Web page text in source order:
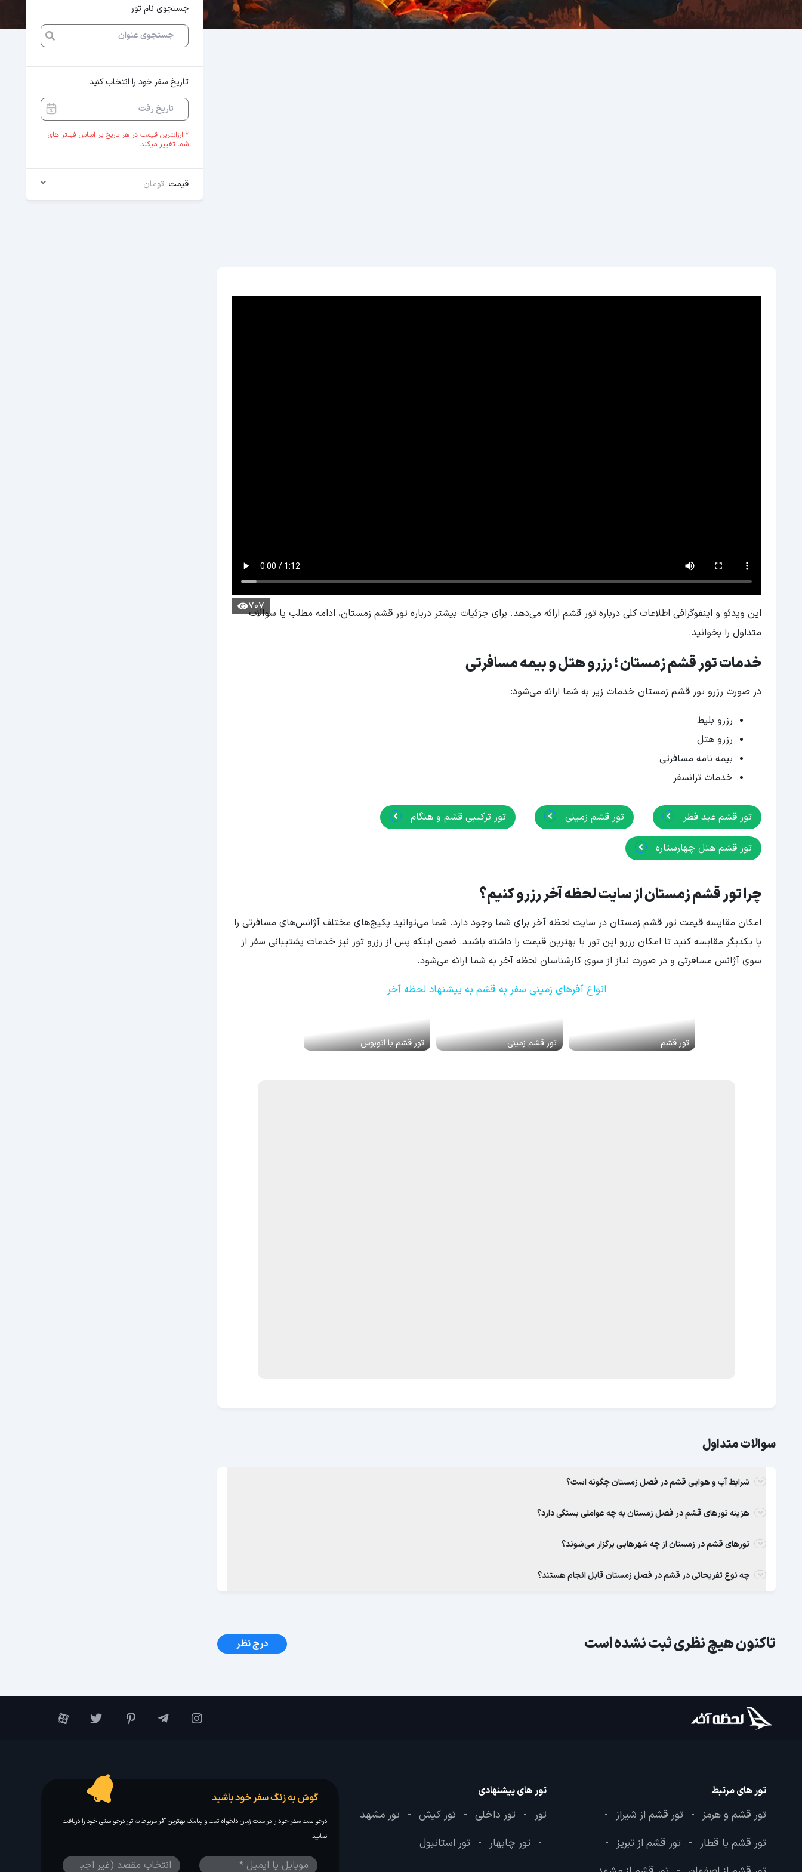
جستجوی نام تور
تاریخ سفر خود را انتخاب کنید
* ارزانترین قیمت در هر تاریخ بر اساس فیلتر های
شما تغییر میکند.
قیمت تومان
707
این ویدئو و اینفوگرافی اطلاعات کلی درباره تور قشم ارائه می‌دهد. برای جزئیات بیشتر درباره تور قشم زمستان، ادامه مطلب یا سوالات
متداول را بخوانید.
خدمات تور قشم زمستان ؛ رزرو هتل و بیمه مسافرتی
در صورت رزرو تور قشم زمستان خدمات زیر به شما ارائه می‌شود:
رزرو بلیط
رزرو هتل
بیمه نامه مسافرتی
خدمات ترانسفر
تور قشم عید فطر تور قشم زمینی تور ترکیبی قشم و هنگام
تور قشم هتل چهارستاره
چرا تور قشم زمستان از سایت لحظه آخر رزرو کنیم؟
امکان مقایسه قیمت تور قشم زمستان در سایت لحظه آخر برای شما وجود دارد. شما می‌توانید پکیج‌های مختلف آژانس‌های مسافرتی را
با یکدیگر مقایسه کنید تا امکان رزرو این تور با بهترین قیمت را داشته باشید. ضمن اینکه پس از رزرو تور نیز خدمات پشتیبانی سفر از
سوی آژانس مسافرتی و در صورت نیاز از سوی کارشناسان لحظه آخر به شما ارائه می‌شود.
انواع آفرهای زمینی سفر به قشم به پیشنهاد لحظه آخر
تور قشم تور قشم زمینی تور قشم با اتوبوس
سوالات متداول
شرایط آب و هوایی قشم در فصل زمستان چگونه است؟
هزینه تورهای قشم در فصل زمستان به چه عواملی بستگی دارد؟
تورهای قشم در زمستان از چه شهرهایی برگزار می‌شوند؟
چه نوع تفریحاتی در قشم در فصل زمستان قابل انجام هستند؟
تاکنون هیچ نظری ثبت نشده است درج نظر
تور های مرتبط
تور قشم و هرمز - تور قشم از شیراز -
تور قشم با قطار - تور قشم از تبریز -
تور های پیشنهادی
تور - تور داخلی - تور کیش - تور مشهد
- تور چابهار - تور استانبول
گوش به زنگ سفر خود باشید
درخواست سفر خود را در مدت زمان دلخواه ثبت و پیامک بهترین آفر مربوط به تور درخواستی خود را دریافت
نمایید